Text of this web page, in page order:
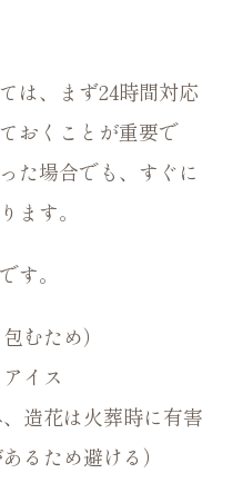
は、まず24時間対応
おくことが重要で
た場合でも、すぐに
ます。
す。
むため）
イス
造花は火葬時に有害
るため避ける）